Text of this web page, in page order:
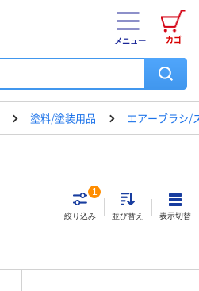
カゴ
メニュー
塗料/塗装用品 エアーブラシ/
絞り込み
1
並び替え 表示切替